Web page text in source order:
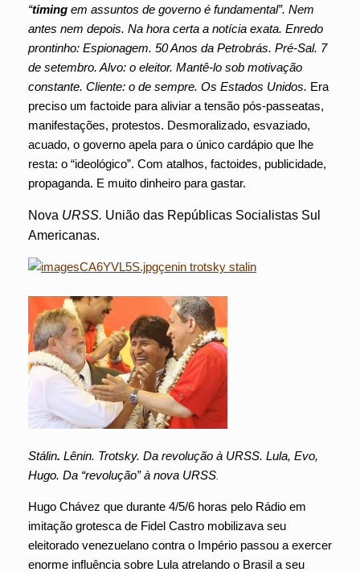
“timing em assuntos de governo é fundamental”. Nem
antes nem depois. Na hora certa a notícia exata. Enredo
prontinho: Espionagem. 50 Anos da Petrobrás. Pré-Sal. 7
de setembro. Alvo: o eleitor. Mantê-lo sob motivação
constante. Cliente: o de sempre. Os Estados Unidos. Era
preciso um factoide para aliviar a tensão pós-passeatas,
manifestações, protestos. Desmoralizado, esvaziado,
acuado, o governo apela para o único cardápio que lhe
resta: o “ideológico”. Com atalhos, factoides, publicidade,
propaganda. E muito dinheiro para gastar.
Nova URSS. União das Repúblicas Socialistas Sul
Americanas.
Stálin. Lênin. Trotsky. Da revolução à URSS. Lula, Evo,
Hugo. Da “revolução” à nova URSS
Hugo Chávez que durante 4/5/6 horas pelo Rádio em
imitação grotesca de Fidel Castro mobilizava seu
eleitorado venezuelano contra o Império passou a exercer
enorme influência sobre Lula atrelando o Brasil a seu